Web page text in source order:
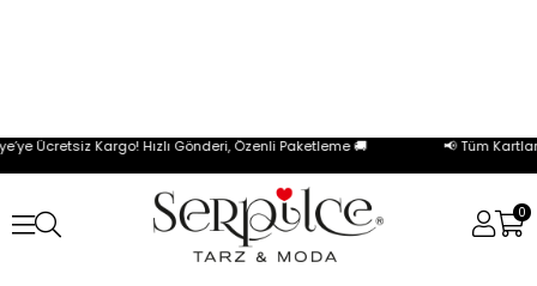
Ücretsiz Kargo! Hızlı Gönderi, Özenli Paketleme 🚚 📢 Tüm
0